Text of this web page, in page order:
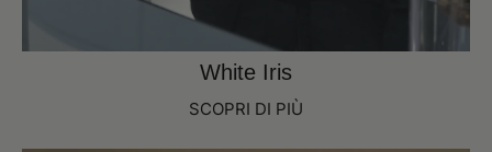
White Iris
SCOPRI DI PIÙ